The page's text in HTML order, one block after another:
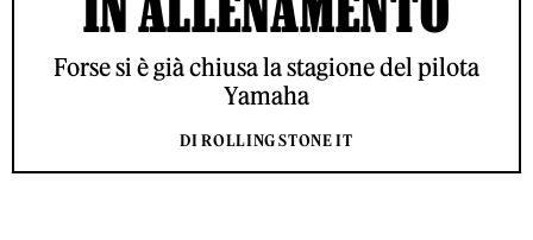
Forse si è già chiusa la stagione del pilota
Yamaha
DI ROLLING STONE IT